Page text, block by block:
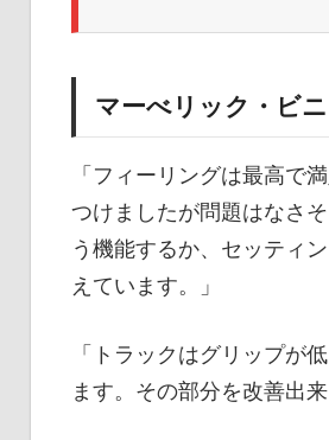
マーべリック・ビ
「フィーリングは最高で
つけましたが問題はなさ
う機能するか、セッティ
えています。」
「トラックはグリップが
ます。その部分を改善出